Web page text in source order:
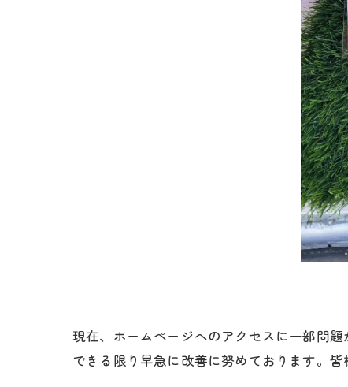
現在、ホームページへのアクセスに一部問
できる限り早急に改善に努めております。